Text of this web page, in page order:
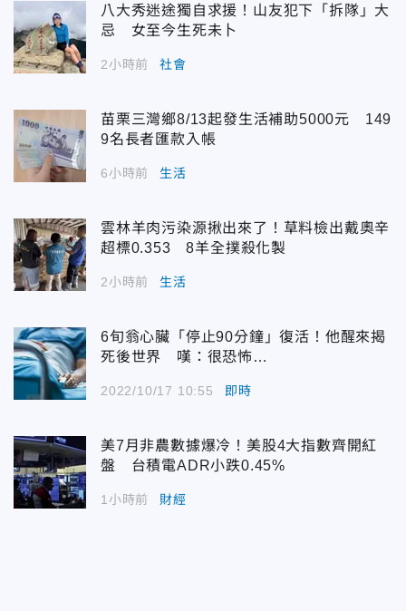
八大秀迷途獨自求援！山友犯下「拆隊」大
忌 女至今生死未卜
2小時前 社會
苗栗三灣鄉8/13起發生活補助5000元 149
9名長者匯款入帳
6小時前 生活
雲林羊肉污染源揪出來了！草料檢出戴奧辛
超標0.353 8羊全撲殺化製
2小時前 生活
6旬翁心臟「停止90分鐘」復活！他醒來揭
死後世界 嘆：很恐怖…
2022/10/17 10:55 即時
美7月非農數據爆冷！美股4大指數齊開紅
盤 台積電ADR小跌0.45%
1小時前 財經